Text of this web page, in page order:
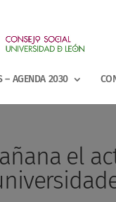
– AGENDA 2030
el